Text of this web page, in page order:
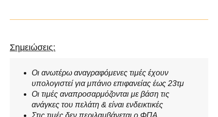
Σημειώσεις:
Οι ανωτέρω αναγραφόμενες τιμές έχουν
υπολογιστεί για μπάνιο επιφανείας έως 23τμ
Οι τιμές αναπροσαρμόζονται με βάση τις
ανάγκες του πελάτη & είναι ενδεικτικές
Στις τιμές δεν περιλαμβάνεται ο ΦΠΑ